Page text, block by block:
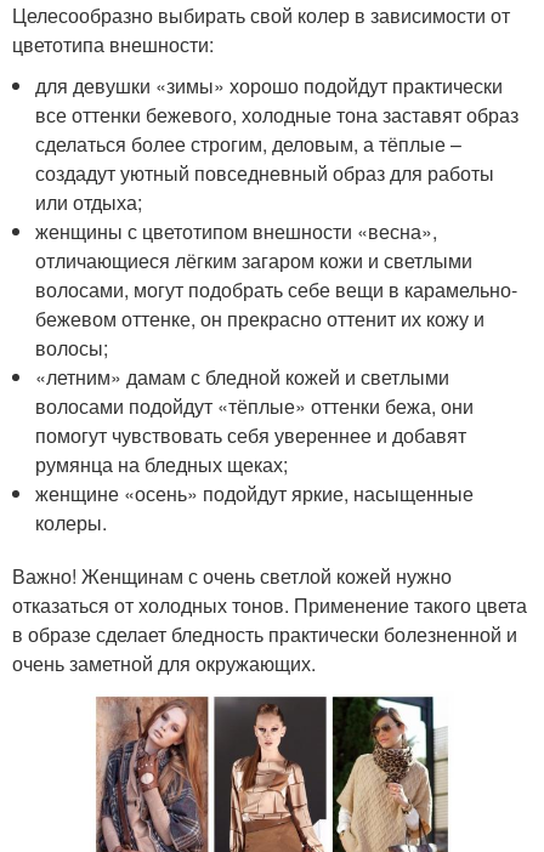
Целесообразно выбирать свой колер в зависимости от
цветотипа внешности:
для девушки «зимы» хорошо подойдут практически
все оттенки бежевого, холодные тона заставят образ
сделаться более строгим, деловым, а тёплые –
создадут уютный повседневный образ для работы
или отдыха;
женщины с цветотипом внешности «весна»,
отличающиеся лёгким загаром кожи и светлыми
волосами, могут подобрать себе вещи в карамельно-
бежевом оттенке, он прекрасно оттенит их кожу и
волосы;
«летним» дамам с бледной кожей и светлыми
волосами подойдут «тёплые» оттенки бежа, они
помогут чувствовать себя увереннее и добавят
румянца на бледных щеках;
женщине «осень» подойдут яркие, насыщенные
колеры.
Важно! Женщинам с очень светлой кожей нужно
отказаться от холодных тонов. Применение такого цвета
в образе сделает бледность практически болезненной и
очень заметной для окружающих.